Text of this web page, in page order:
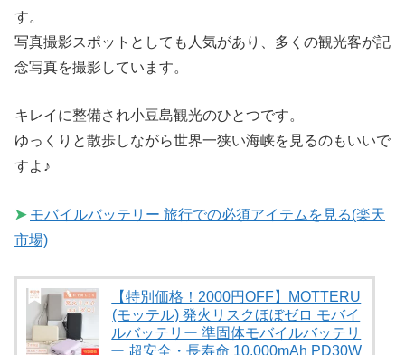
す。
写真撮影スポットとしても人気があり、多くの観光客が記
念写真を撮影しています。
キレイに整備され小豆島観光のひとつです。
ゆっくりと散歩しながら世界一狭い海峡を見るのもいいで
すよ♪
➤ モバイルバッテリー 旅行での必須アイテムを見る(楽天
市場)
【特別価格！2000円OFF】MOTTERU
(モッテル) 発火リスクほぼゼロ モバイ
ルバッテリー 準固体モバイルバッテリ
ー 超安全・長寿命 10,000mAh PD30W